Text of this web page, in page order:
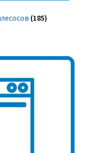
(185)